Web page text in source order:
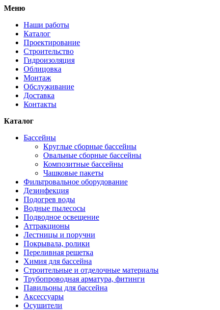
Меню
Наши работы
Каталог
Проектирование
Строительство
Гидроизоляция
Облицовка
Монтаж
Обслуживание
Доставка
Контакты
Каталог
Бассейны
Круглые сборные бассейны
Овальные сборные бассейны
Композитные бассейны
Чашковые пакеты
Фильтровальное оборудование
Дезинфекция
Подогрев воды
Водные пылесосы
Подводное освещение
Аттракционы
Лестницы и поручни
Покрывала, ролики
Переливная решетка
Химия для бассейна
Строительные и отделочные материалы
Трубопроводная арматура, фитинги
Павильоны для бассейна
Аксессуары
Осушители